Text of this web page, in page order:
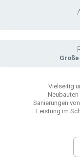
Vielseitig
Sanierungen
Leistung im